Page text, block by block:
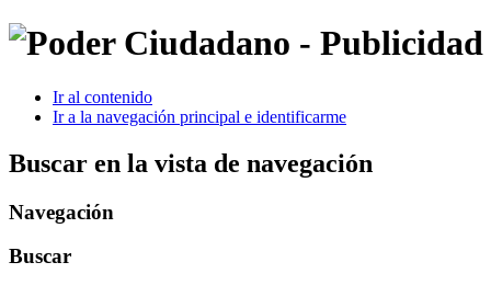
Ir al contenido
Ir a la navegación principal e identificarme
Buscar en la vista de navegación
Navegación
Buscar